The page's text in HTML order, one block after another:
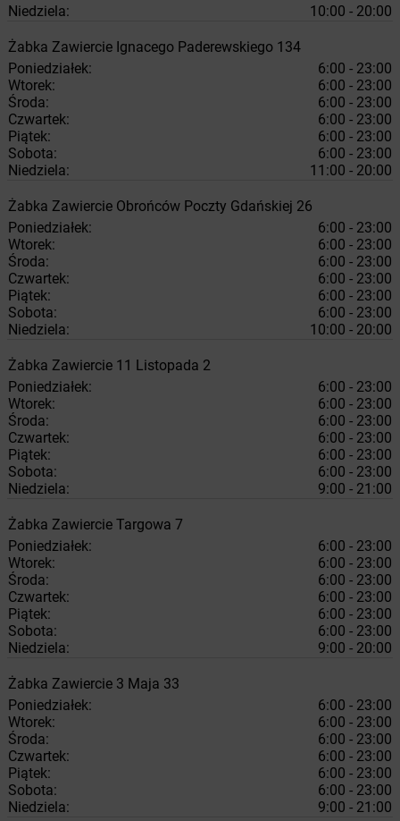
Niedziela:
10:00 - 20:00
Żabka Zawiercie Ignacego Paderewskiego 134
Poniedziałek:
6:00 - 23:00
Wtorek:
6:00 - 23:00
Środa:
6:00 - 23:00
Czwartek:
6:00 - 23:00
Piątek:
6:00 - 23:00
Sobota:
6:00 - 23:00
Niedziela:
11:00 - 20:00
Żabka Zawiercie Obrońców Poczty Gdańskiej 26
Poniedziałek:
6:00 - 23:00
Wtorek:
6:00 - 23:00
Środa:
6:00 - 23:00
Czwartek:
6:00 - 23:00
Piątek:
6:00 - 23:00
Sobota:
6:00 - 23:00
Niedziela:
10:00 - 20:00
Żabka Zawiercie 11 Listopada 2
Poniedziałek:
6:00 - 23:00
Wtorek:
6:00 - 23:00
Środa:
6:00 - 23:00
Czwartek:
6:00 - 23:00
Piątek:
6:00 - 23:00
Sobota:
6:00 - 23:00
Niedziela:
9:00 - 21:00
Żabka Zawiercie Targowa 7
Poniedziałek:
6:00 - 23:00
Wtorek:
6:00 - 23:00
Środa:
6:00 - 23:00
Czwartek:
6:00 - 23:00
Piątek:
6:00 - 23:00
Sobota:
6:00 - 23:00
Niedziela:
9:00 - 20:00
Żabka Zawiercie 3 Maja 33
Poniedziałek:
6:00 - 23:00
Wtorek:
6:00 - 23:00
Środa:
6:00 - 23:00
Czwartek:
6:00 - 23:00
Piątek:
6:00 - 23:00
Sobota:
6:00 - 23:00
Niedziela:
9:00 - 21:00